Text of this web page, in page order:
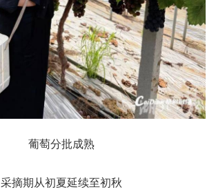
葡萄分批成熟
采摘期从初夏延续至初秋